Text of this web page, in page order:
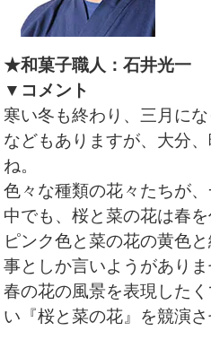
★和菓子職人：石井光一
▼コメント
寒い冬も終わり、三月に
などもありますが、大分
ね。
色々な種類の花々たちが、
中でも、桜と菜の花は春
ピンク色と菜の花の黄色
事としか言いようがありま
春の花の風景を表現した
い『桜と菜の花』を競演さ